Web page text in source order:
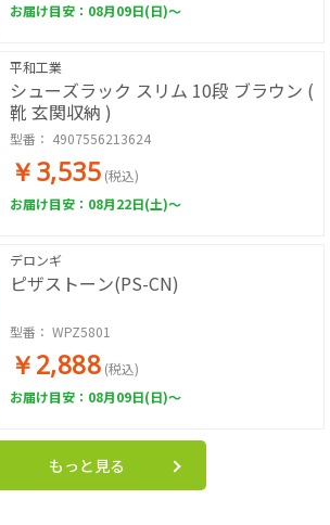
お届け目安：08月09日(日)～
平和工業
シューズラック スリム 10段 ブラウン (
靴 玄関収納 )
型番： 4907556213624
￥3,535 (税込)
お届け目安：08月22日(土)～
デロンギ
ピザストーン(PS-CN)
型番： WPZ5801
￥2,888 (税込)
お届け目安：08月09日(日)～
もっと見る